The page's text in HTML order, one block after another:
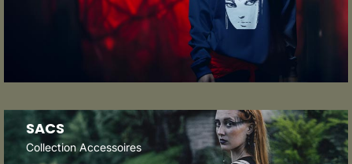
SACS
Collection Accessoires